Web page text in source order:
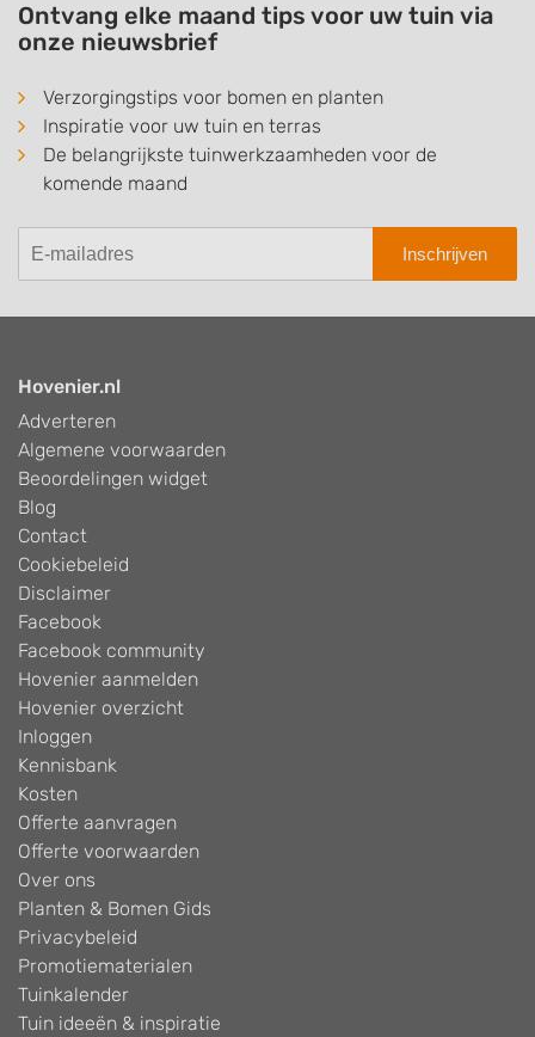
Ontvang elke maand tips voor uw tuin via
onze nieuwsbrief
Verzorgingstips voor bomen en planten
Inspiratie voor uw tuin en terras
De belangrijkste tuinwerkzaamheden voor de
komende maand
Inschrijven
Hovenier.nl
Adverteren
Algemene voorwaarden
Beoordelingen widget
Blog
Contact
Cookiebeleid
Disclaimer
Facebook
Facebook community
Hovenier aanmelden
Hovenier overzicht
Inloggen
Kennisbank
Kosten
Offerte aanvragen
Offerte voorwaarden
Over ons
Planten & Bomen Gids
Privacybeleid
Promotiematerialen
Tuinkalender
Tuin ideeën & inspiratie